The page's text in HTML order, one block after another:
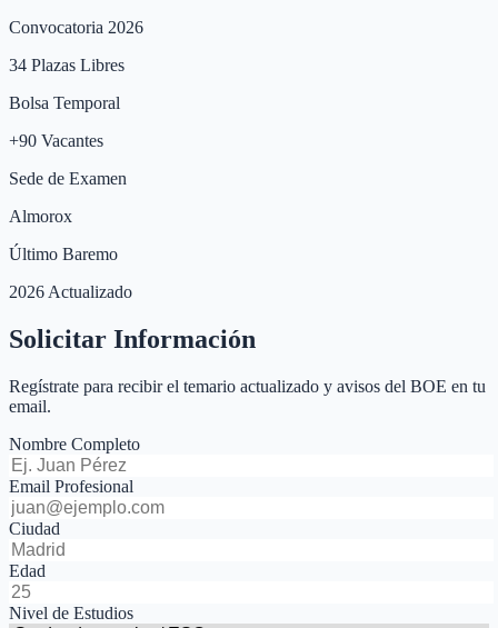
Convocatoria 2026
34 Plazas Libres
Bolsa Temporal
+90 Vacantes
Sede de Examen
Almorox
Último Baremo
2026 Actualizado
Solicitar Información
Regístrate para recibir el temario actualizado y avisos del BOE en tu
email.
Nombre Completo
Email Profesional
Ciudad
Edad
Nivel de Estudios